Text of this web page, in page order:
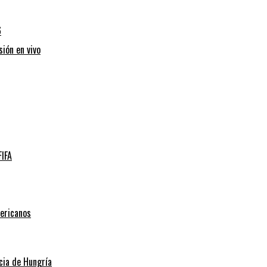
en vivo
de Hungría